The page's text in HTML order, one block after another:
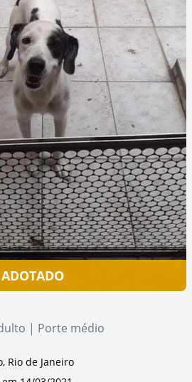
ADOTADO
| Porte médio
Rio de Janeiro